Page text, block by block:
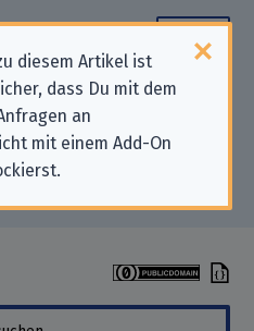
diesem Artikel ist
dass Du mit dem
an
mit einem Add-On
für
SE & Co.